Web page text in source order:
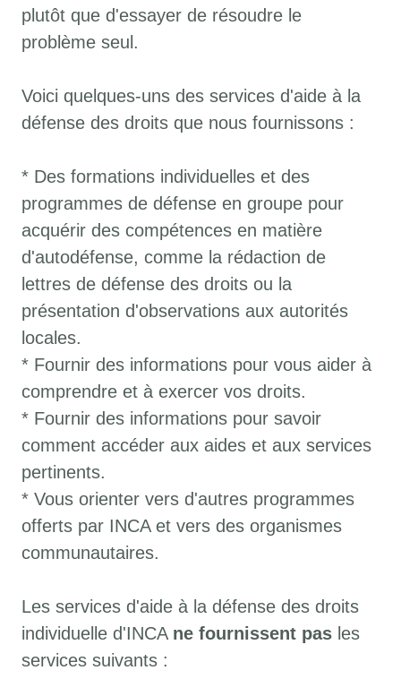
plutôt que d'essayer de résoudre le
problème seul.
Voici quelques-uns des services d'aide à la
défense des droits que nous fournissons :
* Des formations individuelles et des
programmes de défense en groupe pour
acquérir des compétences en matière
d'autodéfense, comme la rédaction de
lettres de défense des droits ou la
présentation d'observations aux autorités
locales.
* Fournir des informations pour vous aider à
comprendre et à exercer vos droits.
* Fournir des informations pour savoir
comment accéder aux aides et aux services
pertinents.
* Vous orienter vers d'autres programmes
offerts par INCA et vers des organismes
communautaires.
Les services d'aide à la défense des droits
individuelle d'INCA ne fournissent pas les
services suivants :